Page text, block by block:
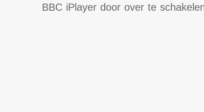
BBC iPlayer door over te